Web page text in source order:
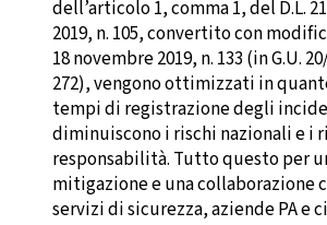
dell’articolo 1, comma 1, del D.L.
2019, n. 105, convertito con
18 novembre 2019, n. 133 (in G.U.
272), vengono ottimizzati in
tempi di registrazione degli
diminuiscono i rischi nazionali e i
responsabilità. Tutto questo per
mitigazione e una collaborazione
servizi di sicurezza, aziende PA e